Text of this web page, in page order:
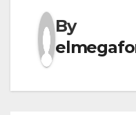
By